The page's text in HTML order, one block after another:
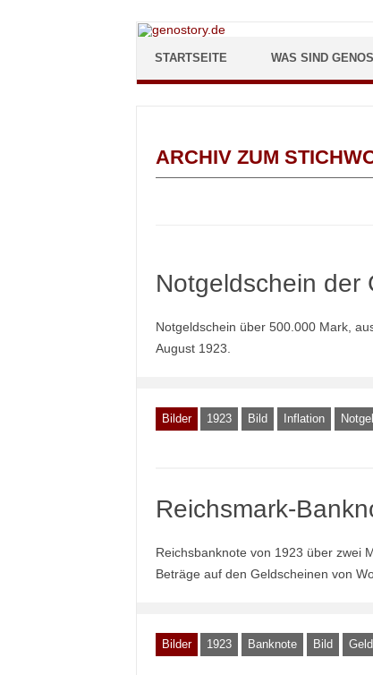
STARTSEITE WAS SIND
ARCHIV ZUM
Notgeldschein der
Notgeldschein über 500.000 Mark,
August 1923.
Bilder 1923 Bild Inflation
Reichsmark-
Reichsbanknote von 1923 über zwei
Beträge auf den Geldscheinen von
Bilder 1923 Banknote Bild